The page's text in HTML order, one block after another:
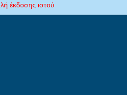
έκδοσης ιστού